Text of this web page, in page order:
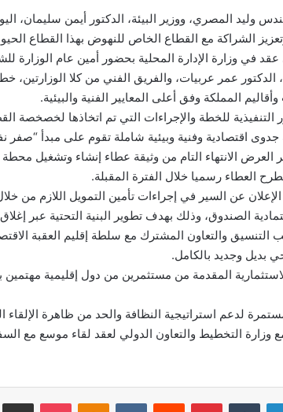
وليد المصري، ووزير البيئة، الدكتور أيمن سليمان،
الشراكة مع القطاع الخاص للنهوض بهذا القطاع
في وزارة الإدارة المحلية بحضور أمين عام الوزارة
الدكتور عمر عربيات، والفريق الفني من كلا
المملكة وفق أعلى المعايير الفنية والبيئية.
التنفيذية للخطة والإجراءات التي تم اتخاذها لخصخصة
اقتصادية وفنية وبيئية شاملة تقوم على مبدأ “صفر
الانتهاء التام من وثيقة عطاء إنشاء وتشغيل
العطاء رسميا خلال الفترة المقبلة.
الإعلان عن السير في إجراءات تأمين التمويل اللازم من
الصندوق، وذلك بهدف تطوير البنية التحتية عبر إغلاق
والتعاون المشترك مع سلطة إقليم العقبة
بديل وجديد بالكامل.
المقدمة من مستثمرين من دول إقليمية مهتمين
لدعم استراتيجية النظافة والحد من ظاهرة الإلقاء
وزارة التخطيط والتعاون الدولي لعقد لقاء موسع مع
لينكدإن بينتيريست